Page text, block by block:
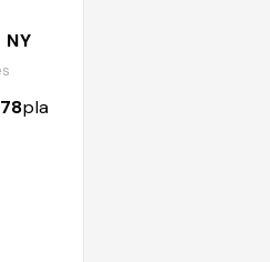
places